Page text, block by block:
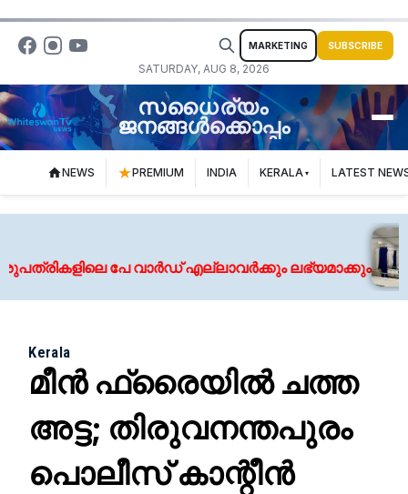
SATURDAY, AUG 8, 2026
MARKETING SUBSCRIBE
സധൈര്യം
ജനങ്ങൾക്കൊപ്പം
NEWS PREMIUM INDIA KERALA LATEST
പേ വാര്‍ഡ് എല്ലാവര്‍ക്കും ലഭ്യമാക്കും
Kerala
മീൻ ഫ്രൈയിൽ ചത്ത
അട്ട; തിരുവനന്തപുരം
പൊലീസ് കാന്റീൻ